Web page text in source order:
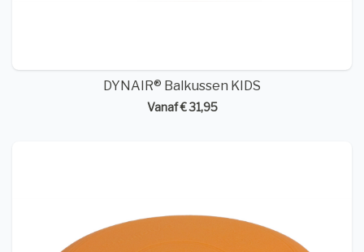
DYNAIR® Balkussen KIDS
Vanaf € 31,95